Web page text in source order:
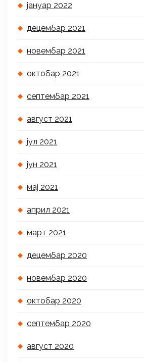
јануар 2022
децембар 2021
новембар 2021
октобар 2021
септембар 2021
август 2021
јул 2021
јун 2021
мај 2021
април 2021
март 2021
децембар 2020
новембар 2020
октобар 2020
септембар 2020
август 2020